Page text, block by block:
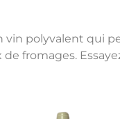
vin polyvalent qui
de fromages.